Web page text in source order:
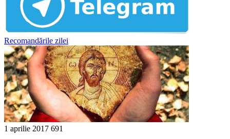
Recomandările zilei
1 aprilie 2017 691